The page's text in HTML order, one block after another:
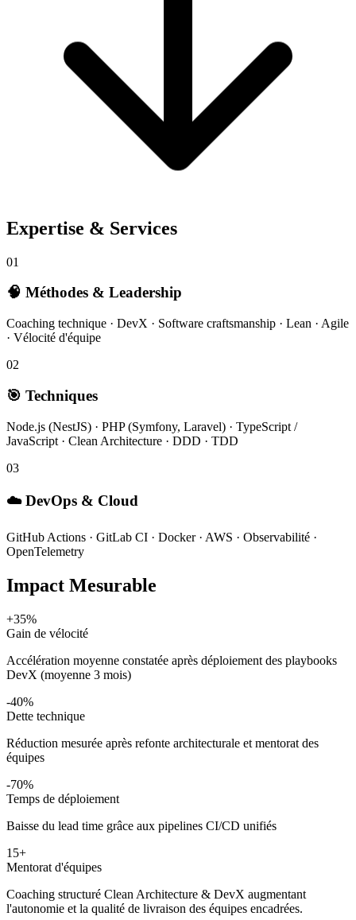
Expertise & Services
01
🧠 Méthodes & Leadership
Coaching technique · DevX · Software craftsmanship · Lean · Agile
· Vélocité d'équipe
02
🎯 Techniques
Node.js (NestJS) · PHP (Symfony, Laravel) · TypeScript /
JavaScript · Clean Architecture · DDD · TDD
03
☁️ DevOps & Cloud
GitHub Actions · GitLab CI · Docker · AWS · Observabilité ·
OpenTelemetry
Impact Mesurable
+35%
Gain de vélocité
Accélération moyenne constatée après déploiement des playbooks
DevX (moyenne 3 mois)
-40%
Dette technique
Réduction mesurée après refonte architecturale et mentorat des
équipes
-70%
Temps de déploiement
Baisse du lead time grâce aux pipelines CI/CD unifiés
15+
Mentorat d'équipes
Coaching structuré Clean Architecture & DevX augmentant
l'autonomie et la qualité de livraison des équipes encadrées.